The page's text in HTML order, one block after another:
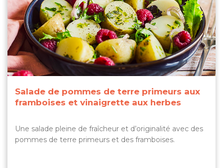
Salade de pommes de terre primeurs aux
framboises et vinaigrette aux herbes
Une salade pleine de fraîcheur et d’originalité avec des
pommes de terre primeurs et des framboises.